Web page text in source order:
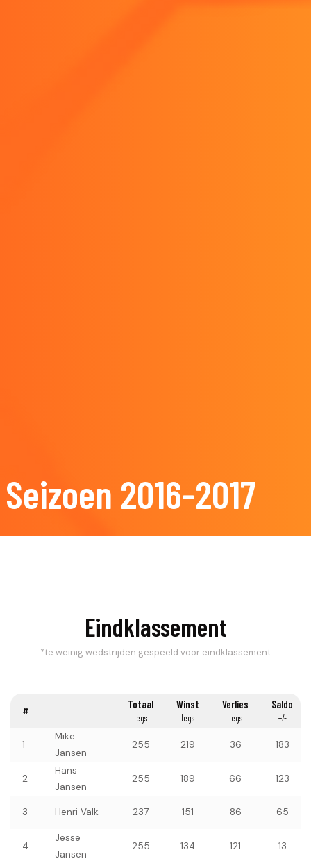
Seizoen 2016-2017
Eindklassement
*te weinig wedstrijden gespeeld voor eindklassement
# Totaal
legs
Winst
legs
Verlies
legs
Saldo
+/-
1
Mike
Jansen
255 219 36 183
2
Hans
Jansen
255 189 66 123
3 Henri Valk 237 151 86 65
4
Jesse
Jansen
255 134 121 13